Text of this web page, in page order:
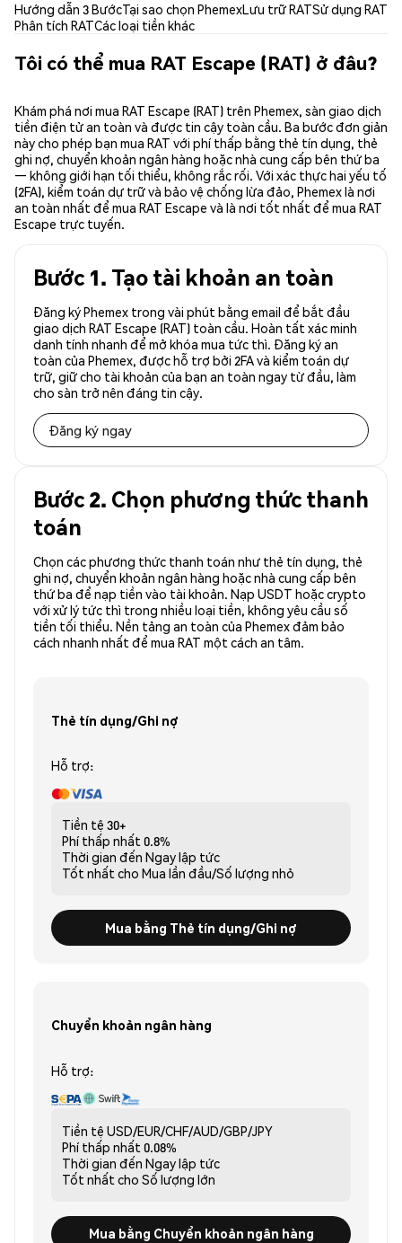
Hướng dẫn 3 BướcTại sao chọn PhemexLưu trữ RATSử dụng RAT
Phân tích RATCác loại tiền khác
Tôi có thể mua RAT Escape (RAT) ở đâu?
Khám phá nơi mua RAT Escape (RAT) trên Phemex, sàn giao dịch
tiền điện tử an toàn và được tin cậy toàn cầu. Ba bước đơn giản
này cho phép bạn mua RAT với phí thấp bằng thẻ tín dụng, thẻ
ghi nợ, chuyển khoản ngân hàng hoặc nhà cung cấp bên thứ ba
— không giới hạn tối thiểu, không rắc rối. Với xác thực hai yếu tố
(2FA), kiểm toán dự trữ và bảo vệ chống lừa đảo, Phemex là nơi
an toàn nhất để mua RAT Escape và là nơi tốt nhất để mua RAT
Escape trực tuyến.
Bước 1. Tạo tài khoản an toàn
Đăng ký Phemex trong vài phút bằng email để bắt đầu
giao dịch RAT Escape (RAT) toàn cầu. Hoàn tất xác minh
danh tính nhanh để mở khóa mua tức thì. Đăng ký an
toàn của Phemex, được hỗ trợ bởi 2FA và kiểm toán dự
trữ, giữ cho tài khoản của bạn an toàn ngay từ đầu, làm
cho sàn trở nên đáng tin cậy.
Đăng ký ngay
Bước 2. Chọn phương thức thanh
toán
Chọn các phương thức thanh toán như thẻ tín dụng, thẻ
ghi nợ, chuyển khoản ngân hàng hoặc nhà cung cấp bên
thứ ba để nạp tiền vào tài khoản. Nạp USDT hoặc crypto
với xử lý tức thì trong nhiều loại tiền, không yêu cầu số
tiền tối thiểu. Nền tảng an toàn của Phemex đảm bảo
cách nhanh nhất để mua RAT một cách an tâm.
Thẻ tín dụng/Ghi nợ
Hỗ trợ:
Tiền tệ 30+
Phí thấp nhất 0.8%
Thời gian đến Ngay lập tức
Tốt nhất cho Mua lần đầu/Số lượng nhỏ
Mua bằng Thẻ tín dụng/Ghi nợ
Chuyển khoản ngân hàng
Hỗ trợ:
Tiền tệ USD/EUR/CHF/AUD/GBP/JPY
Phí thấp nhất 0.08%
Thời gian đến Ngay lập tức
Tốt nhất cho Số lượng lớn
Mua bằng Chuyển khoản ngân hàng